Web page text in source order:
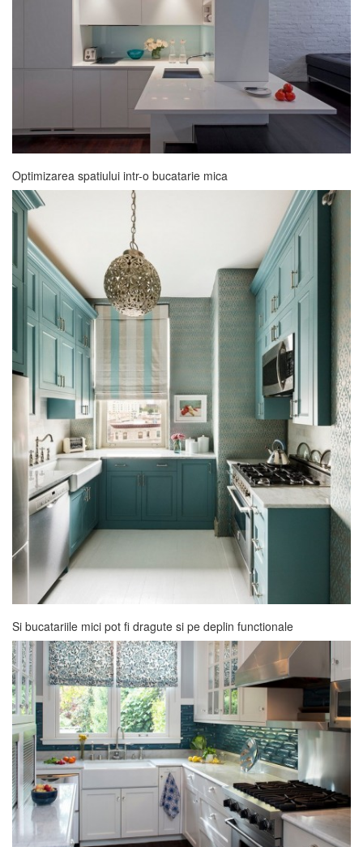
Optimizarea spatiului intr-o bucatarie mica
Si bucatariile mici pot fi dragute si pe deplin functionale